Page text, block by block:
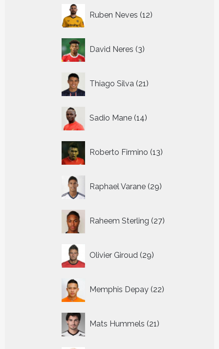
Ruben Neves 12
producten
David Neres 3
producten
Thiago Silva 21
producten
Sadio Mane 14
producten
Roberto Firmino 13
producten
Raphael Varane 29
producten
Raheem Sterling 27
producten
Olivier Giroud 29
producten
Memphis Depay 22
producten
Mats Hummels 21
producten